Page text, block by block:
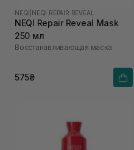
NEQI NEQI REPAIR REVEAL
NEQI Repair Reveal Mask
250 мл
Восстанавливающая маска
575₴